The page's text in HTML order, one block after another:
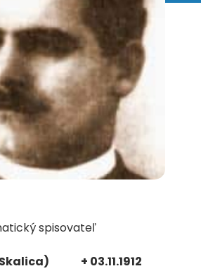
spisovateľ
(Skalica) + 03.11.1912